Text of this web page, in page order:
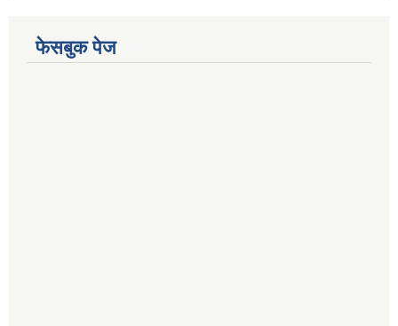
फेसबुक पेज